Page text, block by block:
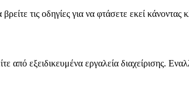
τις οδηγίες για να φτάσετε εκεί κάνοντας
από εξειδικευμένα εργαλεία διαχείρισης.